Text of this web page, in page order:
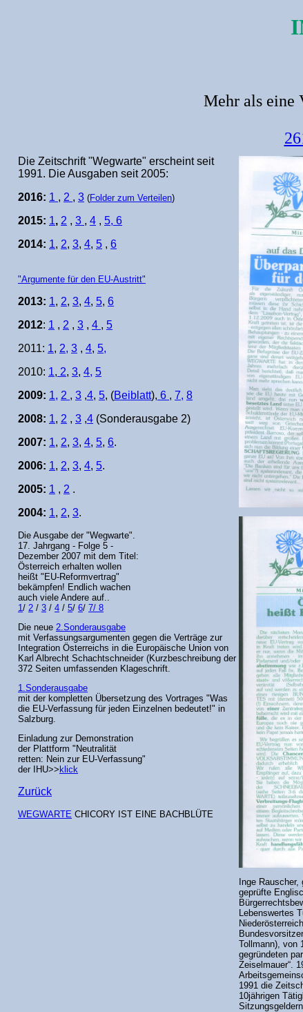
Mehr als eine
Die Zeitschrift "Wegwarte" erscheint seit
1991. Die Ausgaben seit 2005:
2016: 1 , 2 , 3 (Folder zum Verteilen)
2015: 1, 2 , 3 , 4 , 5, 6
2014: 1, 2, 3, 4, 5 , 6
"Argumente für den EU-Austritt"
2013: 1, 2, 3, 4, 5, 6
2012: 1 , 2 , 3 , 4 , 5
2011: 1, 2, 3 , 4, 5,
2010: 1, 2, 3, 4, 5
2009: 1, 2 , 3 ,4, 5, (Beiblatt), 6 , 7, 8
2008: 1, 2 , 3 ,4 (Sonderausgabe 2)
2007: 1, 2, 3, 4, 5, 6.
2006: 1, 2, 3, 4, 5.
2005: 1 , 2 .
2004: 1, 2, 3.
Die Ausgabe der "Wegwarte".
17. Jahrgang - Folge 5 -
Dezember 2007 mit dem Titel:
Österreich erhalten wollen
heißt "EU-Reformvertrag"
bekämpfen! Endlich wachen
auch viele Andere auf..
1/ 2 / 3 / 4 / 5/ 6/ 7/ 8
Die neue 2.Sonderausgabe
mit Verfassungsargumenten gegen die Verträge zur
Integration Österreichs in die Europäische Union von
Karl Albrecht Schachtschneider (Kurzbeschreibung der
372 Seiten umfassenden Klageschrift.
1.Sonderausgabe
mit der kompletten Übersetzung des Vortrages "Was
die EU-Verfassung für jeden Einzelnen bedeutet!" in
Salzburg.
Einladung zur Demonstration
der Plattform "Neutralität
retten: Nein zur EU-Verfassung"
der IHU>> klick
Zurück
WEGWARTE CHICORY IST EINE BACHBLÜTE
Inge
geprüfte
Lebenswertes
Tollmann), von
gegründeten
Zeiselmauer“.
1991 die
10jährigen